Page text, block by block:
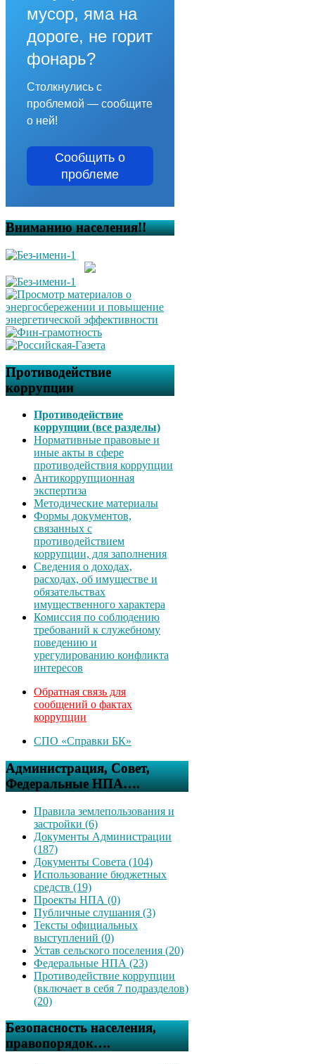
мусор, яма на
дороге, не горит
фонарь?
Столкнулись с
проблемой — сообщите
о ней!
Сообщить о
проблеме
Вниманию населения!!
Противодействие
коррупции
Противодействие
коррупции (все разделы)
Нормативные правовые и
иные акты в сфере
противодействия коррупции
Антикоррупционная
экспертиза
Методические материалы
Формы документов,
связанных с
противодействием
коррупции, для заполнения
Сведения о доходах,
расходах, об имуществе и
обязательствах
имущественного характера
Комиссия по соблюдению
требований к служебному
поведению и
урегулированию конфликта
интересов
Обратная связь для
сообщений о фактах
коррупции
СПО «Справки БК»
Администрация, Совет,
Федеральные НПА….
Правила землепользования и
застройки (6)
Документы Администрации
(187)
Документы Совета (104)
Использование бюджетных
средств (19)
Проекты НПА (0)
Публичные слушания (3)
Тексты официальных
выступлений (0)
Устав сельского поселения (20)
Федеральные НПА (23)
Противодействие коррупции
(включает в себя 7 подразделов)
(20)
Безопасность населения,
правопорядок….